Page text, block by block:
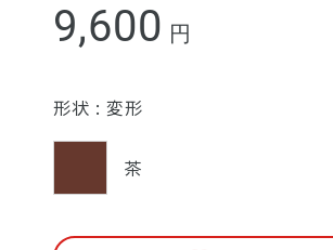
9,600 円
形状 : 変形
茶